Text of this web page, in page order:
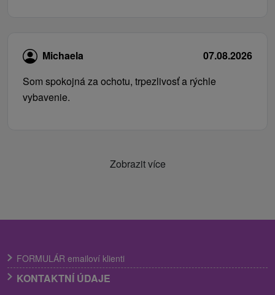
Michaela
07.08.2026
Som spokojná za ochotu, trpezlivosť a rýchle
vybavenie.
Zobrazit více
FORMULÁR emailoví klienti
KONTAKTNÍ ÚDAJE